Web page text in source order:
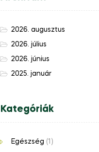
2026. augusztus
2026. július
2026. június
2025. január
Kategóriák
Egészség (1)